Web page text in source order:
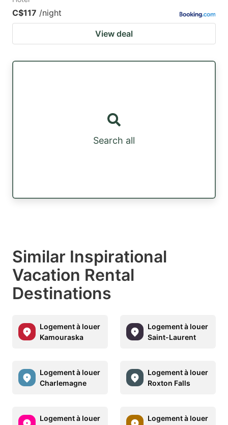
C$117 /night
View deal
Search all
Similar Inspirational
Vacation Rental
Destinations
Logement à louer
Kamouraska
Logement à louer
Saint-Laurent
Logement à louer
Charlemagne
Logement à louer
Roxton Falls
Logement à louer
Logement à louer